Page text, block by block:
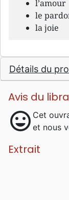
l’amour
le
la joie
Détails du
Avis du
mood Cet
et nous
Extrait